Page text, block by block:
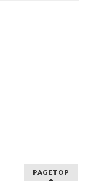
PAGETOP